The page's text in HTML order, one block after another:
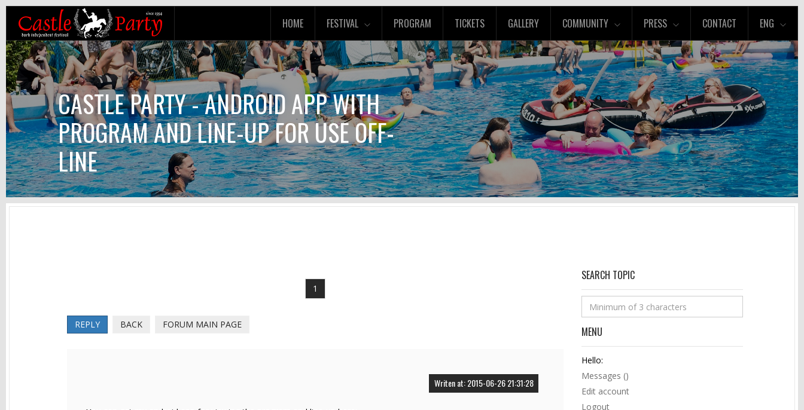
HOME FESTIVAL PROGRAM TICKETS GALLERY COMMUNITY PRESS CONTACT ENG
CASTLE PARTY - ANDROID APP WITH
PROGRAM AND LINE-UP FOR USE OFF-
LINE
1
REPLY BACK FORUM MAIN PAGE
Writen at: 2015-06-26 21:31:28
SEARCH TOPIC
MENU
Hello:
Messages ()
Edit account
Logout